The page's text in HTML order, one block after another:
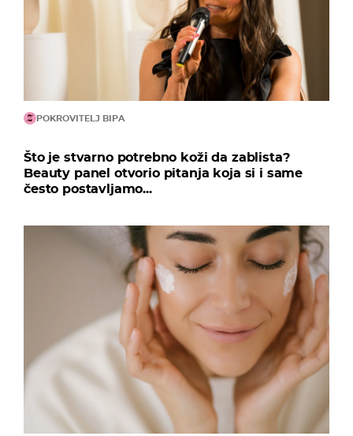
POKROVITELJ BIPA
Što je stvarno potrebno koži da zablista?
Beauty panel otvorio pitanja koja si i same
često postavljamo...